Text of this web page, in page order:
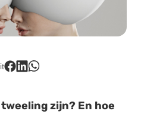
zijn? En hoe